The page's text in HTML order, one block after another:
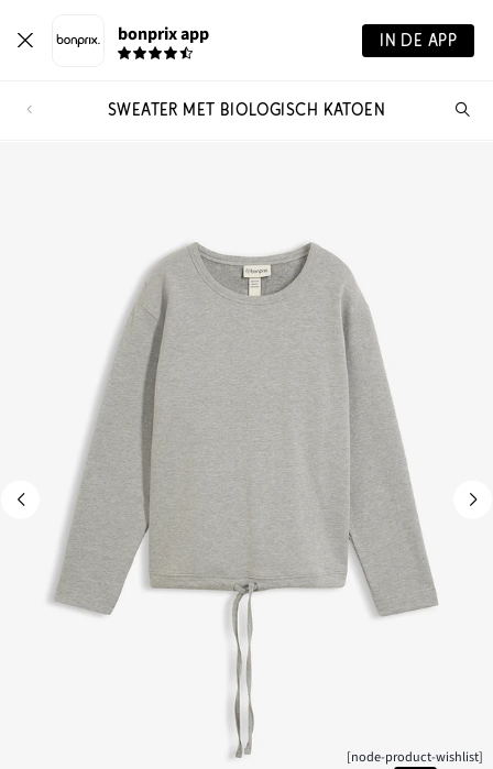
bonprix app IN DE APP
SWEATER MET BIOLOGISCH KATOEN
[node-product-wishlist]